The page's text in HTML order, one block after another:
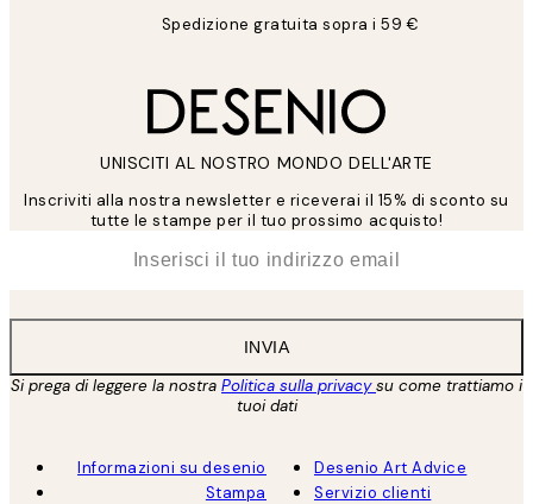
Spedizione gratuita sopra i 59 €
UNISCITI AL NOSTRO MONDO DELL'ARTE
Inscriviti alla nostra newsletter e riceverai il 15% di sconto su
tutte le stampe per il tuo prossimo acquisto!
INVIA
Si prega di leggere la nostra Politica sulla privacysu come trattiamo i
tuoi dati
Informazioni su desenio
Stampa
Desenio Art Advice
Servizio clienti